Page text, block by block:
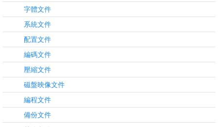
字體文件
系統文件
配置文件
編碼文件
壓縮文件
磁盤映像文件
編程文件
備份文件